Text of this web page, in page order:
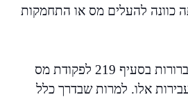
כוונה להעלים מס או התחמקות
המחוקק קובע הוראות ברורות בסעיף 219 לפקודת מס
אלו. למרות שבדרך כלל